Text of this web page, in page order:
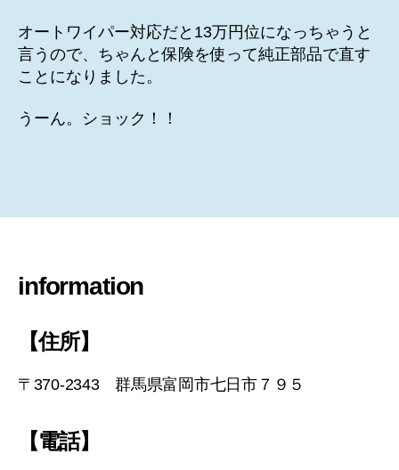
オートワイパー対応だと13万円位になっちゃうと
言うので、ちゃんと保険を使って純正部品で直す
ことになりました。
うーん。ショック！！
information
【住所】
〒370-2343 群馬県富岡市七日市７９５
【電話】